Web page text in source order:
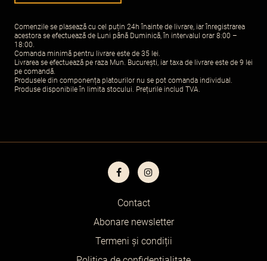
Comenzile se plasează cu cel puțin 24h înainte de livrare, iar înregistrarea
acestora se efectuează de Luni până Duminică, în intervalul orar 8:00 –
18:00.
Comanda minimă pentru livrare este de 35 lei.
Livrarea se efectuează pe raza Mun. București, iar taxa de livrare este de 9 lei
pe comandă.
Produsele din componența platourilor nu se pot comanda individual.
Produse disponibile în limita stocului. Prețurile includ TVA.
Contact
Abonare newsletter
Termeni și condiții